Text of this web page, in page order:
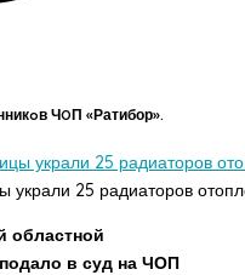
ЧOП «Ратибор».
украли 25 радиаторов
областной
в суд на ЧОП